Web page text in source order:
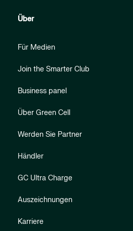
Über
Für Medien
Join the Smarter Club
Business panel
Über Green Cell
Werden Sie Partner
Händler
GC Ultra Charge
Auszeichnungen
Karriere